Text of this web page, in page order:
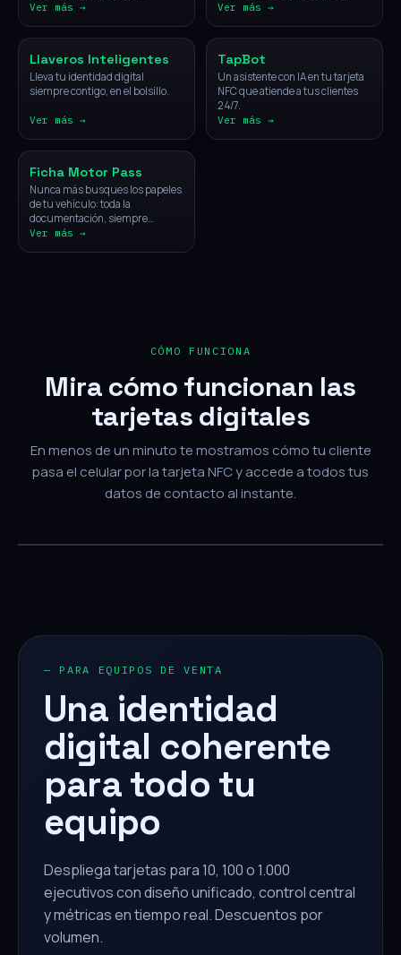
Ver más → Ver más →
NFC
Llaveros Inteligentes
Lleva tu identidad digital
siempre contigo, en el bolsillo.
Ver más →
IA
TapBot
Un asistente con IA en tu tarjeta
NFC que atiende a tus clientes
24/7.
Ver más →
Vehículos
Ficha Motor Pass
Nunca más busques los papeles
de tu vehículo: toda la
documentación, siempre
disponible con un solo toque.
Ver más →
CÓMO FUNCIONA
Mira cómo funcionan las
tarjetas digitales
En menos de un minuto te mostramos cómo tu cliente
pasa el celular por la tarjeta NFC y accede a todos tus
datos de contacto al instante.
— PARA EQUIPOS DE VENTA
Una identidad
digital coherente
para todo tu
equipo
Despliega tarjetas para 10, 100 o 1.000
ejecutivos con diseño unificado, control central
y métricas en tiempo real. Descuentos por
volumen.